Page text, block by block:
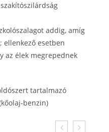
addig, amíg
ellenkező esetben
az élek megrepednek
tartalmazó
benzin)